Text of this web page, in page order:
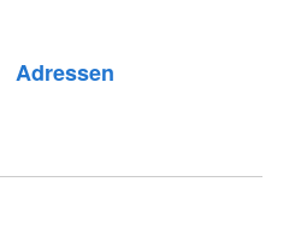
Adressen